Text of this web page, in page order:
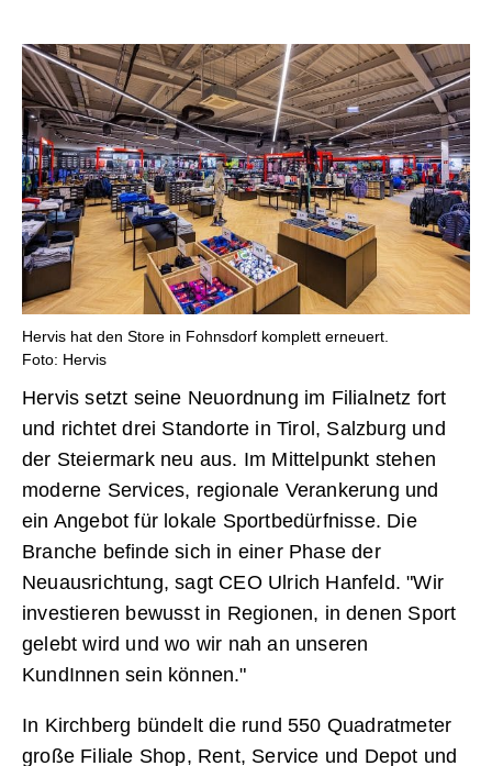
Hervis hat den Store in Fohnsdorf komplett erneuert.
Foto: Hervis
Hervis setzt seine Neuordnung im Filialnetz fort
und richtet drei Standorte in Tirol, Salzburg und
der Steiermark neu aus. Im Mittelpunkt stehen
moderne Services, regionale Verankerung und
ein Angebot für lokale Sportbedürfnisse. Die
Branche befinde sich in einer Phase der
Neuausrichtung, sagt CEO Ulrich Hanfeld. "Wir
investieren bewusst in Regionen, in denen Sport
gelebt wird und wo wir nah an unseren
KundInnen sein können."
In Kirchberg bündelt die rund 550 Quadratmeter
große Filiale Shop, Rent, Service und Depot und